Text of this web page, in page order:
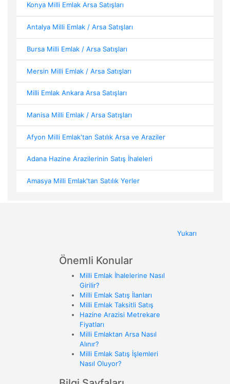
Konya Milli Emlak Arsa Satışları
Antalya Milli Emlak / Arsa Satışları
Bursa Milli Emlak / Arsa Satışları
Mersin Milli Emlak / Arsa Satışları
Milli Emlak Ankara Arsa Satışları
Manisa Milli Emlak / Arsa Satışları
Afyon Milli Emlak'tan Satılık Arsa ve Araziler
Adana Hazine Arazilerinin Satış İhaleleri
Amasya Milli Emlak'tan Satılık Yerler
Yukarı
Önemli Konular
Milli Emlak İhalelerine Nasıl
Girilir?
Milli Emlak Satış İlanları
Milli Emlak Taksitli Satış
Hazine Arazisi Metrekare
Fiyatları
Milli Emlaktan Arsa Nasıl
Alınır?
Milli Emlak Satış İşlemleri
Nasıl Oluyor?